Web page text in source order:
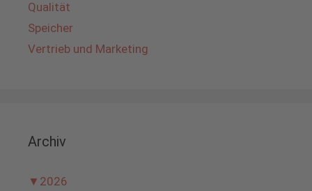
Qualität
Speicher
Vertrieb und Marketing
Archiv
▼ 2026